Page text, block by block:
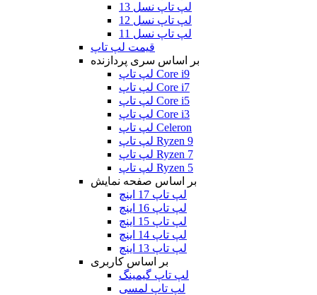
لپ تاپ نسل 13
لپ تاپ نسل 12
لپ تاپ نسل 11
قیمت لپ تاپ
بر اساس سری پردازنده
لپ تاپ Core i9
لپ تاپ Core i7
لپ تاپ Core i5
لپ تاپ Core i3
لپ تاپ Celeron
لپ تاپ Ryzen 9
لپ تاپ Ryzen 7
لپ تاپ Ryzen 5
بر اساس صفحه نمایش
لپ تاپ 17 اینچ
لپ تاپ 16 اینچ
لپ تاپ 15 اینچ
لپ تاپ 14 اینچ
لپ تاپ 13 اینچ
بر اساس کاربری
لپ تاپ گیمینگ
لپ تاپ لمسی